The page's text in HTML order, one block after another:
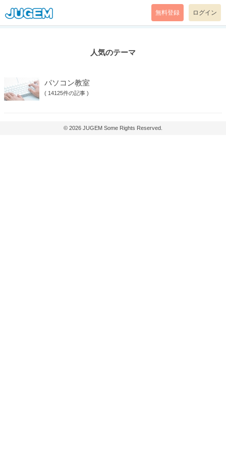
無料登録 ログイン
人気のテーマ
パソコン教室
( 14125件の記事 )
© 2026 JUGEM Some Rights Reserved.